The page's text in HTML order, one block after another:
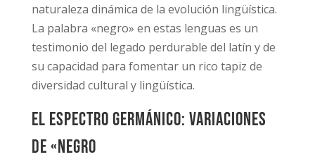
naturaleza dinámica de la evolución lingüística.
La palabra «negro» en estas lenguas es un
testimonio del legado perdurable del latín y de
su capacidad para fomentar un rico tapiz de
diversidad cultural y lingüística.
El espectro germánico: Variaciones
de «negro